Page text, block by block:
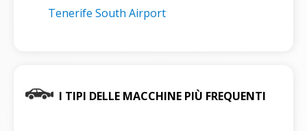
Tenerife South Airport
I TIPI DELLE MACCHINE PIÙ FREQUENTI